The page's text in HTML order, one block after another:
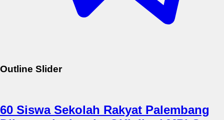
Outline Slider
60 Siswa Sekolah Rakyat Palembang